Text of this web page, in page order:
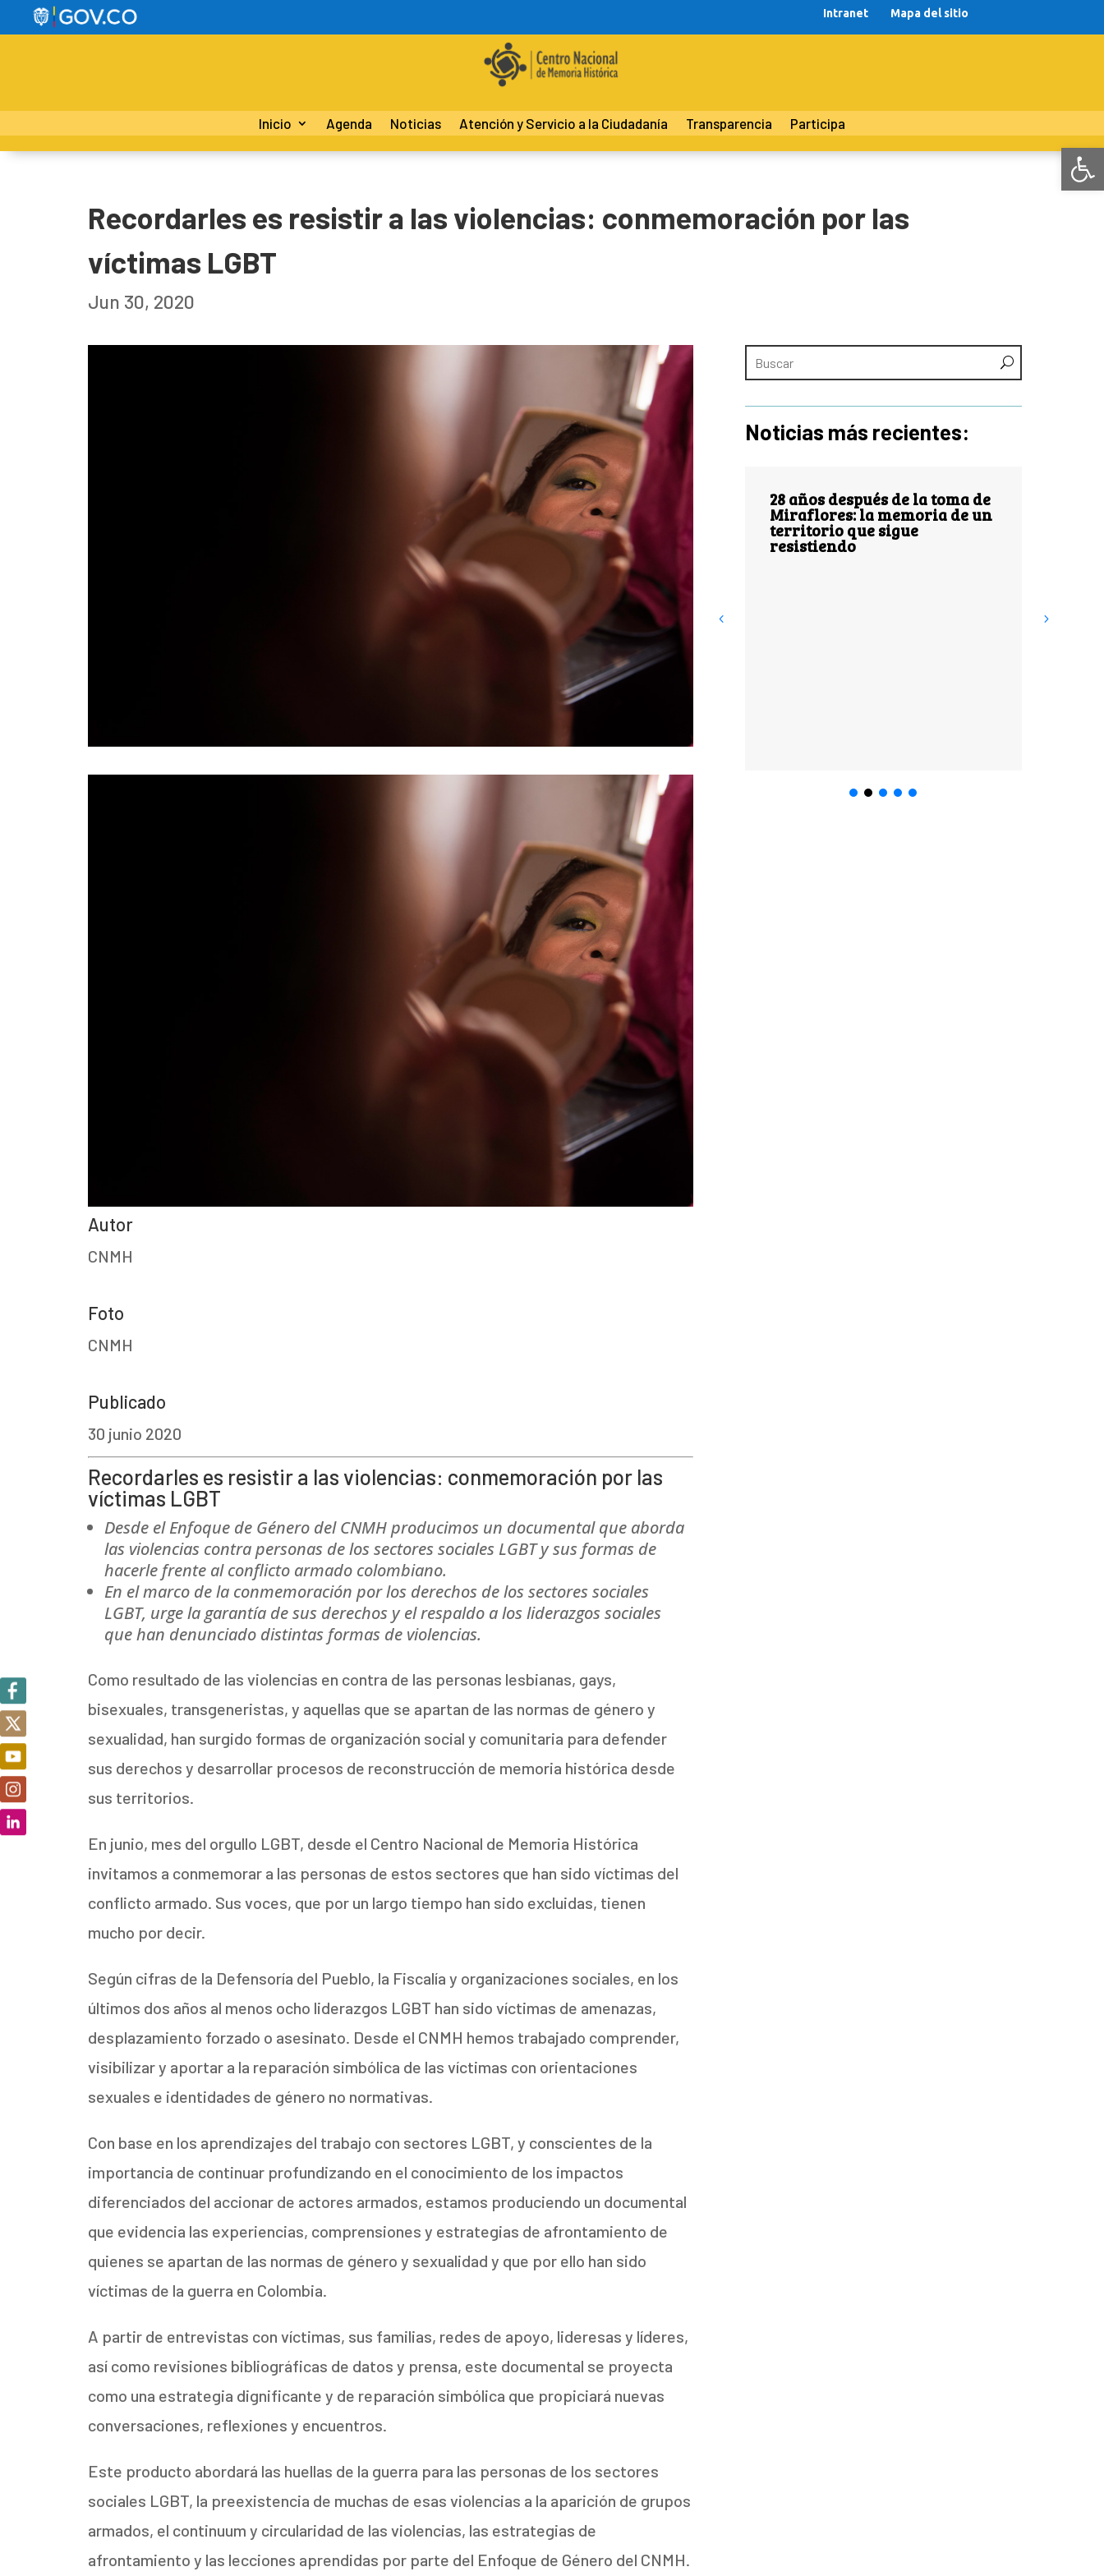
Intranet Mapa del sitio
Inicio Agenda Noticias Atención y Servicio a la Ciudadanía Transparencia Participa
Recordarles es resistir a las violencias: conmemoración por las
víctimas LGBT
Jun 30, 2020
Noticias más recientes:
Memoria Histórica lamenta y
28 años después de la toma de
Miraflores: la memoria de un
territorio que sigue
resistiendo
Autor
CNMH
Foto
CNMH
Publicado
30 junio 2020
Recordarles es resistir a las violencias: conmemoración por las
víctimas LGBT
Desde el Enfoque de Género del CNMH producimos un documental que aborda
las violencias contra personas de los sectores sociales LGBT y sus formas de
hacerle frente al conflicto armado colombiano.
En el marco de la conmemoración por los derechos de los sectores sociales
LGBT, urge la garantía de sus derechos y el respaldo a los liderazgos sociales
que han denunciado distintas formas de violencias.
Como resultado de las violencias en contra de las personas lesbianas, gays,
bisexuales, transgeneristas, y aquellas que se apartan de las normas de género y
sexualidad, han surgido formas de organización social y comunitaria para defender
sus derechos y desarrollar procesos de reconstrucción de memoria histórica desde
sus territorios.
En junio, mes del orgullo LGBT, desde el Centro Nacional de Memoria Histórica
invitamos a conmemorar a las personas de estos sectores que han sido víctimas del
conflicto armado. Sus voces, que por un largo tiempo han sido excluidas, tienen
mucho por decir.
Según cifras de la Defensoría del Pueblo, la Fiscalía y organizaciones sociales, en los
últimos dos años al menos ocho liderazgos LGBT han sido víctimas de amenazas,
desplazamiento forzado o asesinato. Desde el CNMH hemos trabajado comprender,
visibilizar y aportar a la reparación simbólica de las víctimas con orientaciones
sexuales e identidades de género no normativas.
Con base en los aprendizajes del trabajo con sectores LGBT, y conscientes de la
importancia de continuar profundizando en el conocimiento de los impactos
diferenciados del accionar de actores armados, estamos produciendo un documental
que evidencia las experiencias, comprensiones y estrategias de afrontamiento de
quienes se apartan de las normas de género y sexualidad y que por ello han sido
víctimas de la guerra en Colombia.
A partir de entrevistas con víctimas, sus familias, redes de apoyo, lideresas y líderes,
así como revisiones bibliográficas de datos y prensa, este documental se proyecta
como una estrategia dignificante y de reparación simbólica que propiciará nuevas
conversaciones, reflexiones y encuentros.
Este producto abordará las huellas de la guerra para las personas de los sectores
sociales LGBT, la preexistencia de muchas de esas violencias a la aparición de grupos
armados, el continuum y circularidad de las violencias, las estrategias de
afrontamiento y las lecciones aprendidas por parte del Enfoque de Género del CNMH.